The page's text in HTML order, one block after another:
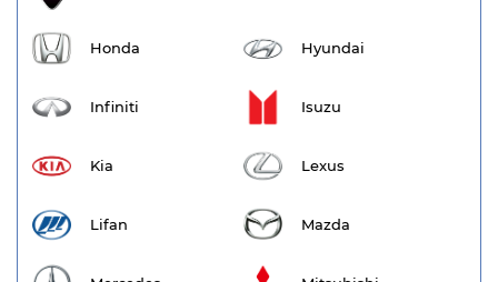
Honda Hyundai
Infiniti Isuzu
Kia Lexus
Lifan Mazda